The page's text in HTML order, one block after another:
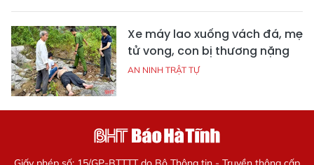
Xe máy lao xuống vách đá, mẹ
tử vong, con bị thương nặng
AN NINH TRẬT TỰ